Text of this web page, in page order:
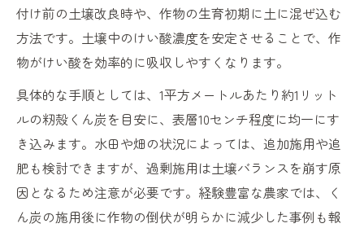
付け前の土壌改良時や、作物の生育初期に土に混ぜ込む
方法です。土壌中のけい酸濃度を安定させることで、作
物がけい酸を効率的に吸収しやすくなります。
具体的な手順としては、1平方メートルあたり約1リット
ルの籾殻くん炭を目安に、表層10センチ程度に均一にす
き込みます。水田や畑の状況によっては、追加施用や追
肥も検討できますが、過剰施用は土壌バランスを崩す原
因となるため注意が必要です。経験豊富な農家では、く
ん炭の施用後に作物の倒伏が明らかに減少した事例も報